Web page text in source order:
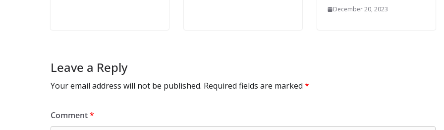
December 20, 2023
Leave a Reply
Your email address will not be published. Required fields are marked *
Comment*